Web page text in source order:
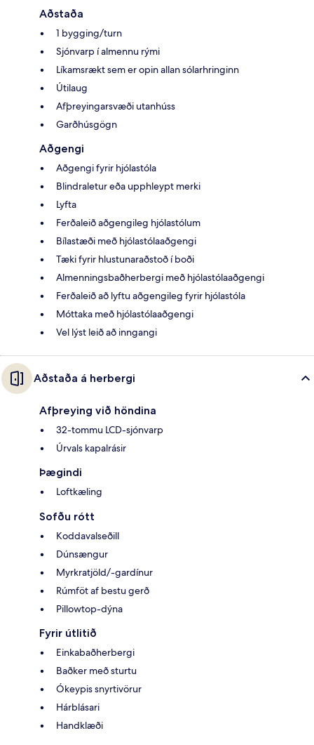
Aðstaða
1 bygging/turn
Sjónvarp í almennu rými
Líkamsrækt sem er opin allan sólarhringinn
Útilaug
Afþreyingarsvæði utanhúss
Garðhúsgögn
Aðgengi
Aðgengi fyrir hjólastóla
Blindraletur eða upphleypt merki
Lyfta
Ferðaleið aðgengileg hjólastólum
Bílastæði með hjólastólaaðgengi
Tæki fyrir hlustunaraðstoð í boði
Almenningsbaðherbergi með hjólastólaaðgengi
Ferðaleið að lyftu aðgengileg fyrir hjólastóla
Móttaka með hjólastólaaðgengi
Vel lýst leið að inngangi
Aðstaða á herbergi
Afþreying við höndina
32-tommu LCD-sjónvarp
Úrvals kapalrásir
Þægindi
Loftkæling
Sofðu rótt
Koddavalseðill
Dúnsængur
Myrkratjöld/-gardínur
Rúmföt af bestu gerð
Pillowtop-dýna
Fyrir útlitið
Einkabaðherbergi
Baðker með sturtu
Ókeypis snyrtivörur
Hárblásari
Handklæði